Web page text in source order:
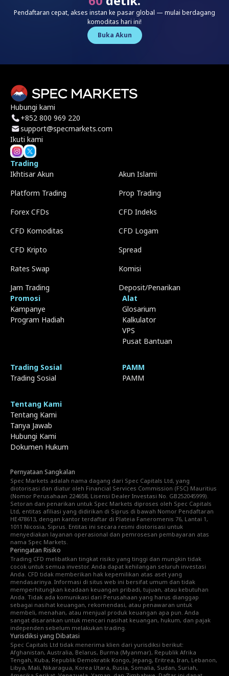
Pendaftaran cepat, akses instan ke pasar global — mulai berdagang
komoditas hari ini!
Buka Akun
Hubungi kami
+852 800 969 220
support@specmarkets.com
Ikuti kami
Trading
Ikhtisar Akun
Akun Islami
Platform Trading
Prop Trading
Forex CFDs
CFD Indeks
CFD Komoditas
CFD Logam
CFD Kripto
Spread
Rates Swap
Komisi
Jam Trading
Deposit/Penarikan
Promosi
Kampanye
Program Hadiah
Alat
Glosarium
Kalkulator
VPS
Pusat Bantuan
Trading Sosial
Trading Sosial
PAMM
PAMM
Tentang Kami
Tentang Kami
Tanya Jawab
Hubungi Kami
Dokumen Hukum
Pernyataan Sangkalan
Spec Markets adalah nama dagang dari Spec Capitals Ltd, yang
diotorisasi dan diatur oleh Financial Services Commission (FSC) Mauritius
(Nomor Perusahaan 224658, Lisensi Dealer Investasi No. GB252045999).
Setoran dan penarikan untuk Spec Markets diproses oleh Spec Capitals
Ltd, entitas afiliasi yang didirikan di Siprus di bawah Nomor Pendaftaran
HE478613, dengan kantor terdaftar di Plateia Faneromenis 76, Lantai 1,
1011 Nicosia, Siprus. Entitas ini secara resmi diotorisasi untuk
menyediakan layanan operasional dan pemrosesan pembayaran atas
nama Spec Markets.
Peringatan Risiko
Trading CFD melibatkan tingkat risiko yang tinggi dan mungkin tidak
cocok untuk semua investor. Anda dapat kehilangan seluruh investasi
Anda. CFD tidak memberikan hak kepemilikan atas aset yang
mendasarinya. Informasi di situs web ini bersifat umum dan tidak
memperhitungkan keadaan keuangan pribadi, tujuan, atau kebutuhan
Anda. Tidak ada komunikasi dari Perusahaan yang harus dianggap
sebagai nasihat keuangan, rekomendasi, atau penawaran untuk
membeli, menahan, atau menjual produk keuangan apa pun. Anda
sangat disarankan untuk mencari nasihat keuangan, hukum, dan pajak
independen sebelum melakukan trading.
Yurisdiksi yang Dibatasi
Spec Capitals Ltd tidak menerima klien dari yurisdiksi berikut:
Afghanistan, Australia, Belarus, Burma (Myanmar), Republik Afrika
Tengah, Kuba, Republik Demokratik Kongo, Jepang, Eritrea, Iran, Lebanon,
Libya, Mali, Nikaragua, Korea Utara, Rusia, Somalia, Sudan, Suriah,